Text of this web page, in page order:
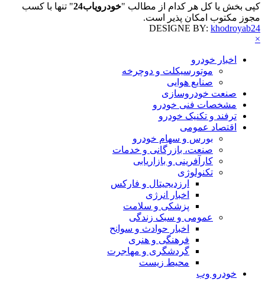
کپی بخش یا کل هر کدام از مطالب "خودرویاب24
" تنها با کسب
مجوز مکتوب امکان پذیر است.
DESIGNE BY: khodroyab24
×
اخبار خودرو
موتورسیکلت و دوچرخه
صنایع هوایی
صنعت خودروسازی
مشخصات فنی خودرو
ترفند و تکنیک خودرو
اقتصاد عمومی
بورس و سهام خودرو
صنعت، بازرگانی و خدمات
کارآفرینی و بازاریابی
تکنولوژی
ارزدیجیتال و فارکس
اخبار انرژی
پزشکی و سلامت
عمومی و سبک زندگی
اخبار حوادث و سوانح
فرهنگی و هنری
گردشگری و مهاجرت
محیط زیست
خودرو وب